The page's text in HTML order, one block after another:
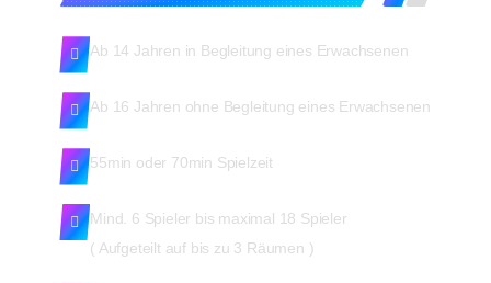
Ab 14 Jahren in Begleitung eines Erwachsenen
Ab 16 Jahren ohne Begleitung eines Erwachsenen
55min oder 70min Spielzeit
Mind. 6 Spieler bis maximal 18 Spieler
( Aufgeteilt auf bis zu 3 Räumen )